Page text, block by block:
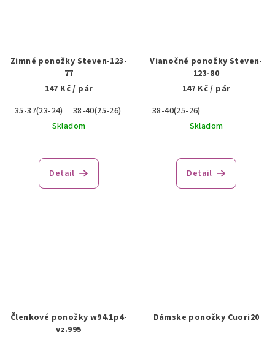
Zimné ponožky Steven-123-
77
147 Kč/ pár
35-37(23-24)
38-40(25-26)
Skladom
Detail
Vianočné ponožky Steven-
123-80
147 Kč/ pár
38-40(25-26)
Skladom
Detail
Členkové ponožky w94.1p4-
vz.995
Dámske ponožky Cuori20